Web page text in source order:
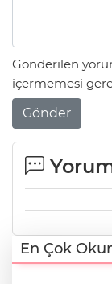
Gönderilen
içermemesi
Gönder
En Çok